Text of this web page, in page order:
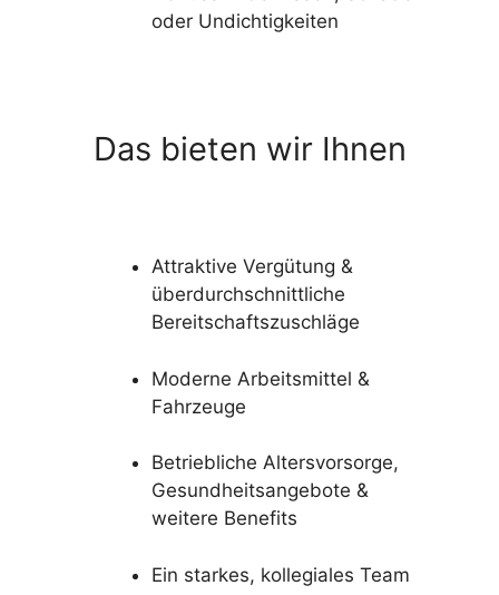
oder Undichtigkeiten
Das bieten wir Ihnen
Attraktive Vergütung &
überdurchschnittliche
Bereitschaftszuschläge
Moderne Arbeitsmittel &
Fahrzeuge
Betriebliche Altersvorsorge,
Gesundheitsangebote &
weitere Benefits
Ein starkes, kollegiales Team